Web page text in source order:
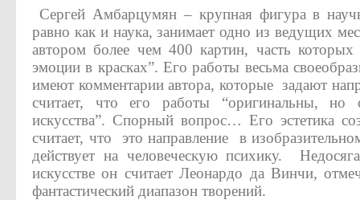
Сергей Амбарцумян – крупная фигура в
равно как и наука, занимает одно из ведущих
автором более чем 400 картин, часть
эмоции в красках”. Его работы весьма
имеют комментарии автора, которые задают
считает, что его работы “оригинальны,
искусства”. Спорный вопрос… Его эстетика
считает, что это направление в
действует на человеческую психику.
искусстве он считает Леонардо да Винчи,
фантастический диапазон творений.